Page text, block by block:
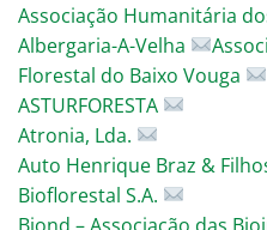
Associação Humanitária
Albergaria-A-Velha
Florestal do Baixo Vouga
ASTURFORESTA
Atronia, Lda.
Auto Henrique Braz &
Bioflorestal S.A.